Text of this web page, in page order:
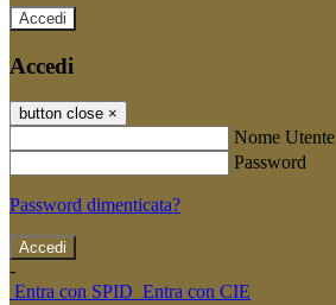
Accedi
Accedi
button close ×
Nome Utente
Password
Password dimenticata?
-
Entra con SPID Entra con CIE